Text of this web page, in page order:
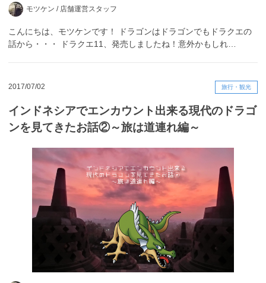
モツケン / 店舗運営スタッフ
こんにちは、モツケンです！ ドラゴンはドラゴンでもドラクエの
話から・・・ ドラクエ11、発売しましたね！意外かもしれ…
2017/07/02 旅行・観光
インドネシアでエンカウント出来る現代のドラゴ
ンを見てきたお話②～旅は道連れ編～